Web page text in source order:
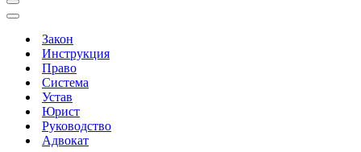
Меню
навигации
Меню
навигацииЗакон
Инструкция
Право
Система
Устав
Юрист
Руководство
Адвокат